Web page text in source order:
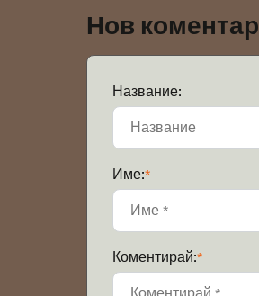
Нов коментар
Название:
Име:*
Коментирай:*